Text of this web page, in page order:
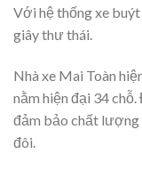
Với hệ thống xe buýt
giây thư thái.
Nhà xe Mai Toàn
nằm hiện đại 34
đảm bảo chất
đôi.